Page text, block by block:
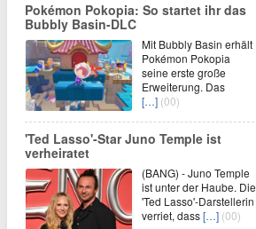
Pokémon Pokopia: So startet ihr das
Bubbly Basin-DLC
Mit Bubbly Basin erhält
Pokémon Pokopia
seine erste große
Erweiterung. Das
[…] (00)
'Ted Lasso'-Star Juno Temple ist
verheiratet
(BANG) - Juno Temple
ist unter der Haube. Die
'Ted Lasso'-Darstellerin
verriet, dass[…] (00)